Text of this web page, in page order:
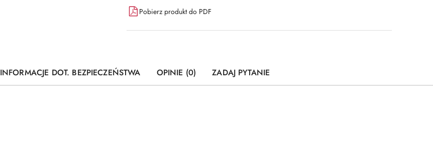
Pobierz produkt do PDF
INFORMACJE DOT. BEZPIECZEŃSTWA OPINIE (0) ZADAJ PYTANIE